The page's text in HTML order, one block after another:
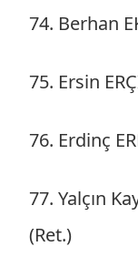
74. Berhan
75. Ersin
76. Erdinç
77. Yalçın
(Ret.)